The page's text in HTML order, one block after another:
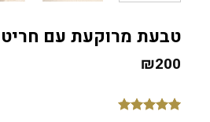
טבעת מרוקעת עם
₪200